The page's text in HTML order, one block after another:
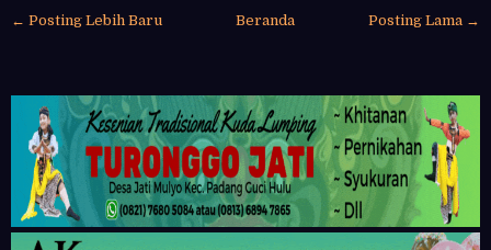
← Posting Lebih Baru Posting Lama →
Beranda